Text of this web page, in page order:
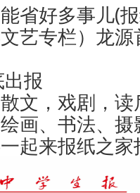
省好多事儿(
艺专栏）龙
报
文，戏剧，
画、书法、摄
起来报纸之家